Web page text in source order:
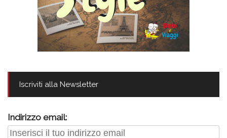
Iscriviti alla Newsletter
Indirizzo email: